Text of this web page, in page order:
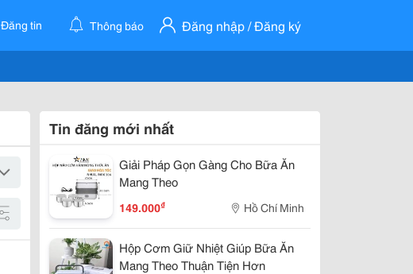
Đăng tin Thông báo Đăng nhập / Đăng ký
Tin đăng mới nhất
Giải Pháp Gọn Gàng Cho Bữa Ăn
Mang Theo
149.000₫ Hồ Chí Minh
Hộp Cơm Giữ Nhiệt Giúp Bữa Ăn
Mang Theo Thuận Tiện Hơn